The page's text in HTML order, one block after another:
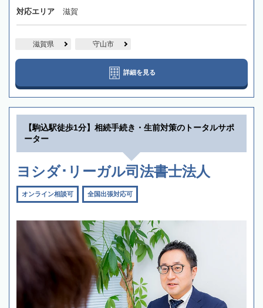
対応エリア 滋賀
滋賀県 守山市
詳細を見る
【駒込駅徒歩1分】相続手続き・生前対策のトータルサポ
ーター
ヨシダ･リーガル司法書士法人
オンライン相談可 全国出張対応可